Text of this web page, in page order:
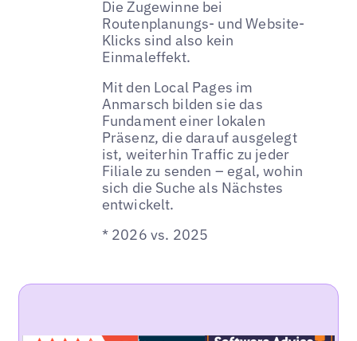
Die Zugewinne bei
Routenplanungs- und Website-
Klicks sind also kein
Einmaleffekt.
Mit den Local Pages im
Anmarsch bilden sie das
Fundament einer lokalen
Präsenz, die darauf ausgelegt
ist, weiterhin Traffic zu jeder
Filiale zu senden – egal, wohin
sich die Suche als Nächstes
entwickelt.
* 2026 vs. 2025